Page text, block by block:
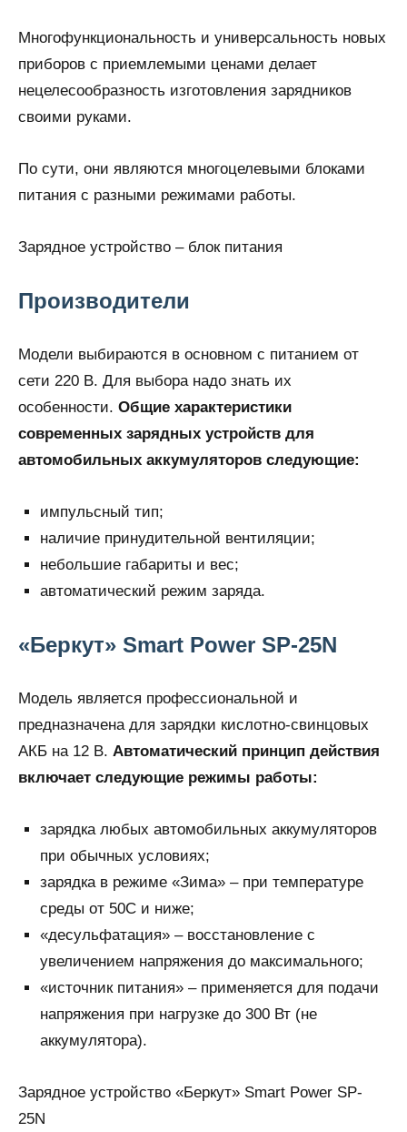
Многофункциональность и универсальность новых
приборов с приемлемыми ценами делает
нецелесообразность изготовления зарядников
своими руками.
По сути, они являются многоцелевыми блоками
питания с разными режимами работы.
Зарядное устройство – блок питания
Производители
Модели выбираются в основном с питанием от
сети 220 В. Для выбора надо знать их
особенности. Общие характеристики
современных зарядных устройств для
автомобильных аккумуляторов следующие:
импульсный тип;
наличие принудительной вентиляции;
небольшие габариты и вес;
автоматический режим заряда.
«Беркут» Smart Power SP-25N
Модель является профессиональной и
предназначена для зарядки кислотно-свинцовых
АКБ на 12 В. Автоматический принцип действия
включает следующие режимы работы:
зарядка любых автомобильных аккумуляторов
при обычных условиях;
зарядка в режиме «Зима» – при температуре
среды от 50С и ниже;
«десульфатация» – восстановление с
увеличением напряжения до максимального;
«источник питания» – применяется для подачи
напряжения при нагрузке до 300 Вт (не
аккумулятора).
Зарядное устройство «Беркут» Smart Power SP-
25N